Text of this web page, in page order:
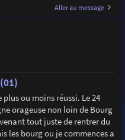
Aller au message
ou moins réussi. Le 24
orageuse non loin de Bourg
tout juste de rentrer du
les bourg ou je commences a